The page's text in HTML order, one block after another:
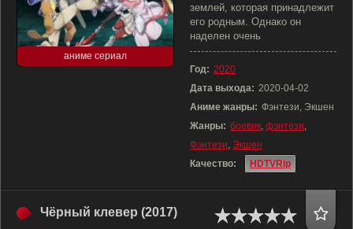
аниме сериал
землей, которая принадлежит
его родным. Однако он
наделен очень
Год: 2020
Дата выхода: 2020-04-02
Аниме жанры: Фэнтези, Экшен
Жанры: боевик, фэнтези,
Фэнтези, Экшен
Качество:
HDTVRip
Чёрный клевер (2017)